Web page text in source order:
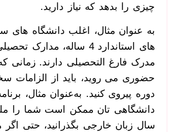
چیزی را بدهد که نیاز دارید.
های استاندارد 4 ساله،
مدرک فارغ­ التحصیلی دارند. زمانی
حضوری می ­روید، باید از الزامات
دوره پیروی کنید. به‌عنوان ‌مثال،
دانشگاهی­ تان ممکن است شما را
سال زبان خارجی بگذرانید، حتی اگر